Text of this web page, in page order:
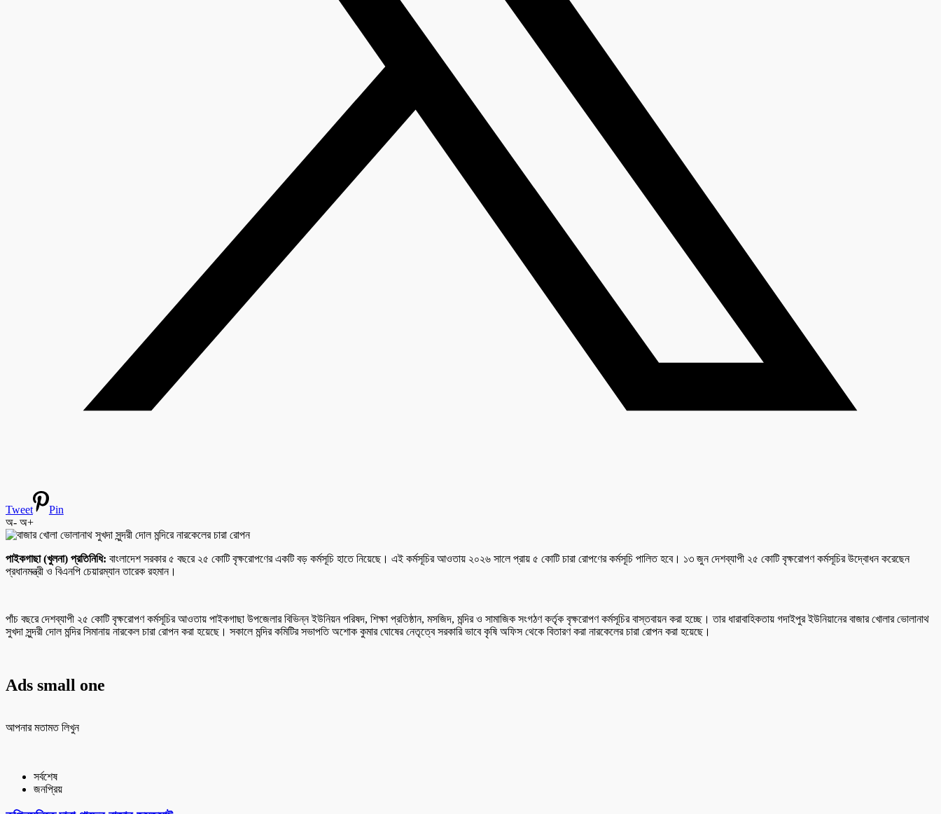
Tweet
Pin
অ- অ+
পাইকগাছা (খুলনা) প্রতিনিধি: বাংলাদেশ সরকার ৫ বছরে ২৫ কোটি বৃক্ষরোপণের একটি বড় কর্মসূচি হাতে নিয়েছে। এই কর্মসূচির আওতায় ২০২৬ সালে প্রায় ৫ কোটি চারা রোপণের কর্মসূচি পালিত হবে। ১৩ জুন দেশব্যাপী ২৫ কোটি বৃক্ষরোপণ কর্মসূচির উদ্বোধন করেছেন
প্রধানমন্ত্রী ও বিএনপি চেয়ারম্যান তারেক রহমান।
পাঁচ বছরে দেশব্যাপী ২৫ কোটি বৃক্ষরোপণ কর্মসূচির আওতায় পাইকগাছা উপজেলার বিভিন্ন ইউনিয়ন পরিষদ, শিক্ষা প্রতিষ্ঠান, মসজিদ, মন্দির ও সামাজিক সংগঠণ কর্তৃক বৃক্ষরোপণ কর্মসূচির বাস্তবায়ন করা হচ্ছে। তার ধারাবাহিকতায় গদাইপুর ইউনিয়ানের বাজার খোলার ভোলানাথ
সুখদা সুন্দরী দোল মন্দির সিমানায় নারকেল চারা রোপন করা হয়েছে। সকালে মন্দির কমিটির সভাপতি অশোক কুমার ঘোষের নেতৃত্বে সরকারি ভাবে কৃষি অফিস থেকে বিতারণ করা নারকেলের চারা রোপন করা হয়েছে।
Ads small one
আপনার মতামত লিখুন
সর্বশেষ
জনপ্রিয়